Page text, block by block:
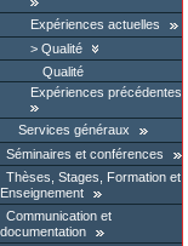
Expériences actuelles
Qualité
Qualité
Expériences précédentes
Services généraux
Séminaires et conférences
Thèses, Stages, Formation et
Enseignement
Communication et
documentation